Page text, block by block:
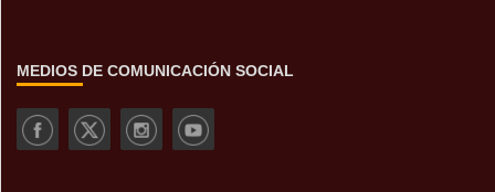
MEDIOS DE COMUNICACIÓN SOCIAL